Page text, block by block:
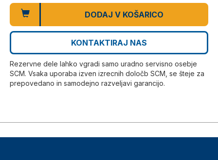
DODAJ V KOŠARICO
KONTAKTIRAJ NAS
Rezervne dele lahko vgradi samo uradno servisno osebje
SCM. Vsaka uporaba izven izrecnih določb SCM, se šteje za
prepovedano in samodejno razveljavi garancijo.